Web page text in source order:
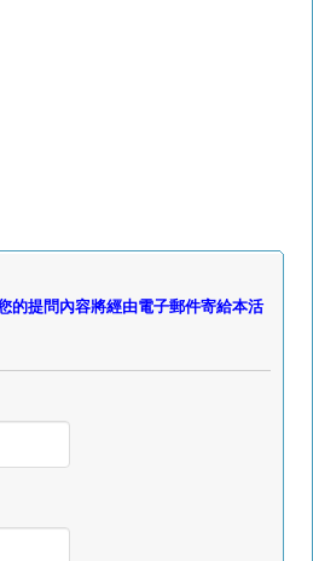
問內容將經由電子郵件寄給本活